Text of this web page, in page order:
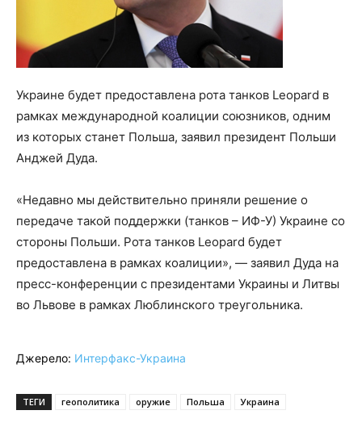
Украине будет предоставлена рота танков Leopard в
рамках международной коалиции союзников, одним
из которых станет Польша, заявил президент Польши
Анджей Дуда.
«Недавно мы действительно приняли решение о
передаче такой поддержки (танков – ИФ-У) Украине со
стороны Польши. Рота танков Leopard будет
предоставлена в рамках коалиции», — заявил Дуда на
пресс-конференции с президентами Украины и Литвы
во Львове в рамках Люблинского треугольника.
Джерело: Интерфакс-Украина
ТЕГИ геополитика оружие Польша Украина